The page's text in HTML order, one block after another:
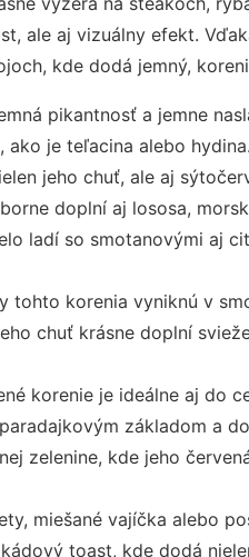
ale aj vizuálny efekt.
kde dodá jemný,
pikantnosť a jemne
ako je teľacina alebo
jeho chuť, ale aj
doplní aj lososa,
ladí so smotanovými aj
tohto korenia vyniknú v
chuť krásne doplní
korenie je ideálne aj do
základom a
zelenine, kde jeho
miešané vajíčka alebo
toast, kde dodá